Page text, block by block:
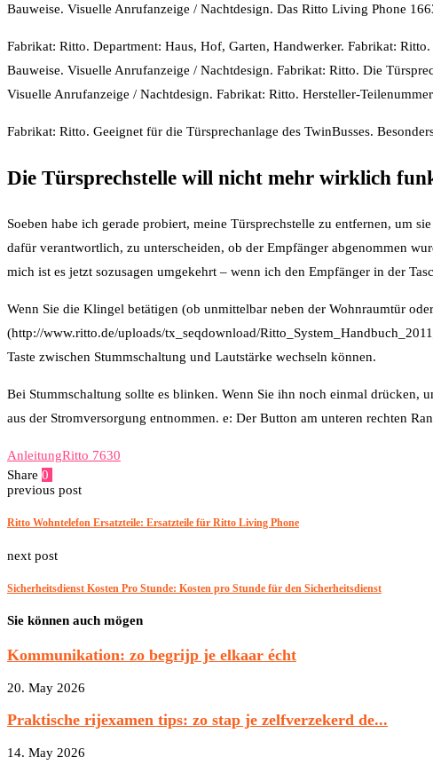
Bauweise. Visuelle Anrufanzeige / Nachtdesign. Das Ritto Living Phone
Fabrikat: Ritto. Department: Haus, Hof, Garten, Handwerker. Fabrikat:
Bauweise. Visuelle Anrufanzeige / Nachtdesign. Fabrikat: Ritto. Die
Visuelle Anrufanzeige / Nachtdesign. Fabrikat: Ritto. Hersteller-
Fabrikat: Ritto. Geeignet für die Türsprechanlage des TwinBusses.
Die Türsprechstelle will nicht mehr wirklich
Soeben habe ich gerade probiert, meine Türsprechstelle zu entfernen, um
dafür verantwortlich, zu unterscheiden, ob der Empfänger abgenommen
mich ist es jetzt sozusagen umgekehrt – wenn ich den Empfänger in der
Wenn Sie die Klingel betätigen (ob unmittelbar neben der Wohnraumtür
(http://www.ritto.de/uploads/tx_seqdownload/
Taste zwischen Stummschaltung und Lautstärke wechseln können.
Bei Stummschaltung sollte es blinken. Wenn Sie ihn noch einmal drücken,
aus der Stromversorgung entnommen. e: Der Button am unteren rechten
AnleitungRitto 7630
Share 0
previous post
Ritto Wohntelefon Ersatzteile: Ersatzteile für Ritto Living Phone
next post
Sicherheitsdienst Kosten Pro Stunde: Kosten pro Stunde für den Sicherheitsdienst
Sie können auch mögen
Kommunikation: zo begrijp je elkaar écht
20. May 2026
Praktische rijexamen tips: zo stap je zelfverzekerd de...
14. May 2026